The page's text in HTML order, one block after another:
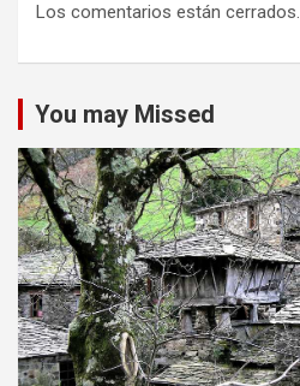
Los comentarios están cerrados.
You may Missed